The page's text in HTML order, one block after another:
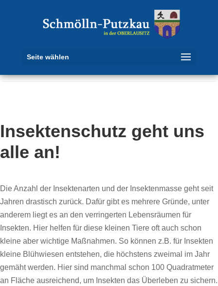
Seite wählen
Insektenschutz geht uns
alle an!
Die Anzahl der Insektenarten und der Insektenmasse geht seit
Jahren drastisch zurück. Dafür gibt es mehrere Gründe, unter
anderem liegt es an den verringerten Lebensräumen für
Insekten. Hier helfen für diese kleinen Tiere oft auch schon
kleine aber wichtige Maßnahmen. So können z.B. für Insekten
kleine Blühwiesen entstehen, die höchstens zweimal im Jahr
gemäht werden. Hier sind manchmal schon 100 Quadratmeter
an Fläche ausreichend, um Insekten das Überleben zu sichern.